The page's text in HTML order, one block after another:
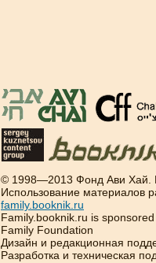
© 1998—2013 Фонд Ави Хай.
Использование материалов
family.booknik.ru
Family.booknik.ru is
Family Foundation
Дизайн и редакционная
Разработка и техническая